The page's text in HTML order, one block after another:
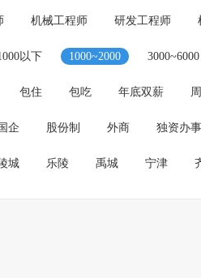
机械工程师 研发工程师
以下 1000~2000 3000~6000
包住 包吃 年底双薪
国企 股份制 外商 独资办
城 乐陵 禹城 宁津